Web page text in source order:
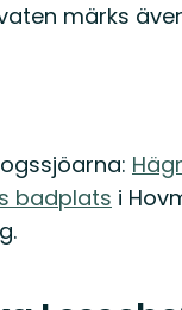
märks
badplats i